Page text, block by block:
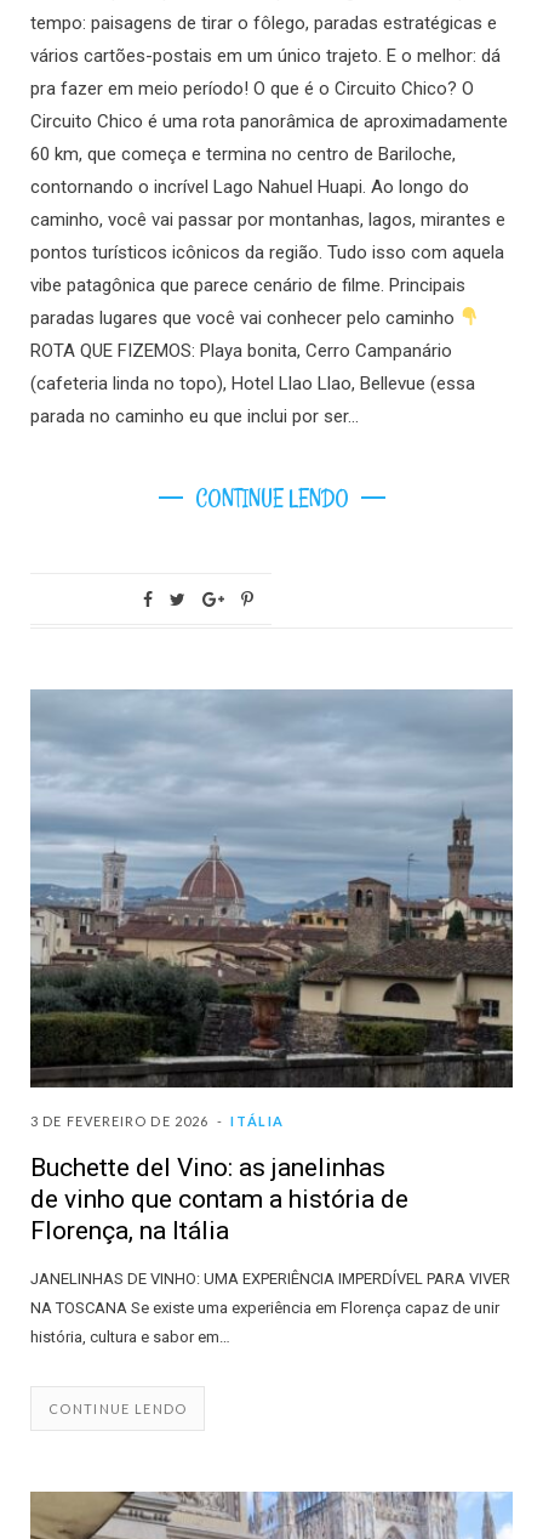
tempo: paisagens de tirar o fôlego, paradas estratégicas e
vários cartões-postais em um único trajeto. E o melhor: dá
pra fazer em meio período! O que é o Circuito Chico? O
Circuito Chico é uma rota panorâmica de aproximadamente
60 km, que começa e termina no centro de Bariloche,
contornando o incrível Lago Nahuel Huapi. Ao longo do
caminho, você vai passar por montanhas, lagos, mirantes e
pontos turísticos icônicos da região. Tudo isso com aquela
vibe patagônica que parece cenário de filme. Principais
paradas lugares que você vai conhecer pelo caminho
ROTA QUE FIZEMOS: Playa bonita, Cerro Campanário
(cafeteria linda no topo), Hotel Llao Llao, Bellevue (essa
parada no caminho eu que inclui por ser…
CONTINUE LENDO
ITÁLIA
3 DE FEVEREIRO DE 2026
Buchette del Vino: as janelinhas
de vinho que contam a história de
Florença, na Itália
JANELINHAS DE VINHO: UMA EXPERIÊNCIA IMPERDÍVEL PARA VIVER
NA TOSCANA Se existe uma experiência em Florença capaz de unir
história, cultura e sabor em…
CONTINUE LENDO